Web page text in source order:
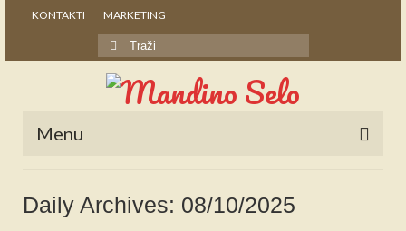
KONTAKTI MARKETING
Search
for:
Menu
NOVOSTI
Daily Archives: 08/10/2025